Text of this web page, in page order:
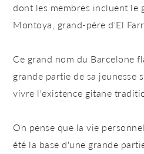
dont les membres incluent le
Montoya, grand-père d'El
Ce grand nom du Barcelone
grande partie de sa jeunesse
vivre l'existence gitane
On pense que la vie
été la base d'une grande